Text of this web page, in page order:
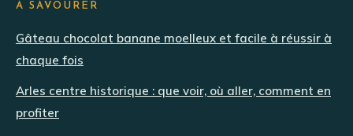
À SAVOURER
Gâteau chocolat banane moelleux et facile à réussir à
chaque fois
Arles centre historique : que voir, où aller, comment en
profiter